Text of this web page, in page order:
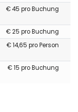
€ 45 pro Buchung
€ 25 pro Buchung
€ 14,65 pro Person
€ 15 pro Buchung